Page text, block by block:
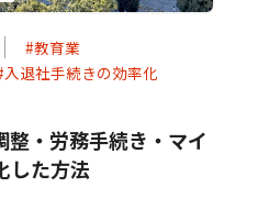
#教育業
入退社手続きの効率化
・労務手続き・マイ
した方法